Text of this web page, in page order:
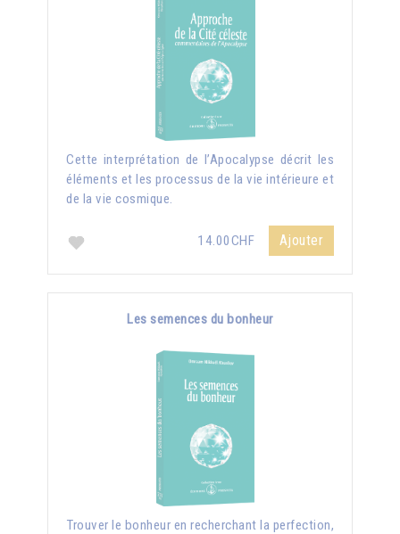
Cette interprétation de l’Apocalypse décrit les
éléments et les processus de la vie intérieure et
de la vie cosmique.
14.00CHF Ajouter
Les semences du bonheur
Trouver le bonheur en recherchant la perfection,